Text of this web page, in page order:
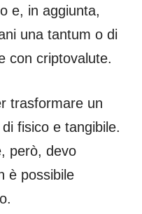
e, in aggiunta,
una tantum o di
con criptovalute.
trasformare un
fisico e tangibile.
però, devo
è possibile